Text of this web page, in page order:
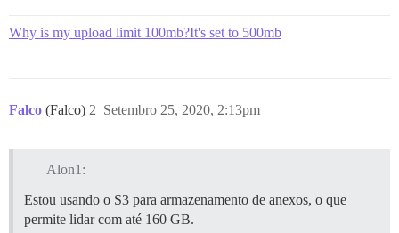
Why is my upload limit 100mb?It's set to 500mb
Falco (Falco) Setembro 25, 2020, 2:13pm
2
Alon1:
Estou usando o S3 para armazenamento de anexos, o que
permite lidar com até 160 GB.